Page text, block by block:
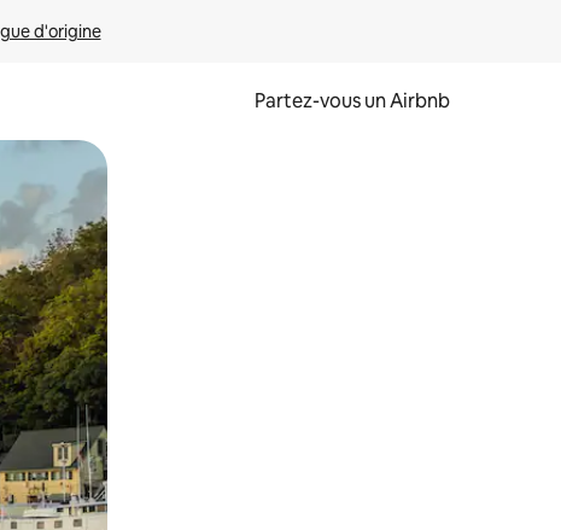
d'origine
Partez-vous un Airbnb
et en les faisant glisser.